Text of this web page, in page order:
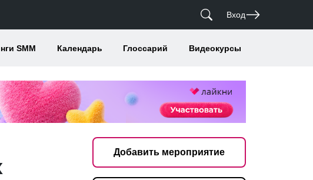
Вход
SMM Календарь Глоссарий Видеокурсы
Добавить мероприятие